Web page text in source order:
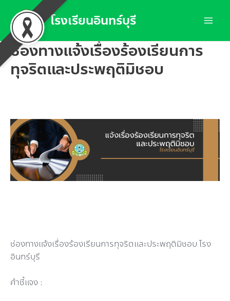
content
โรงเรียนอินทร์บุรี
ช่องทางแจ้งเรื่องร้องเรียนการ
ทุจริตและประพฤติมิชอบ
ช่องทางแจ้งเรื่องร้องเรียนการทุจริตและประพฤติมิชอบ โรง
อินทร์บุรี
ศำชี้แจง :